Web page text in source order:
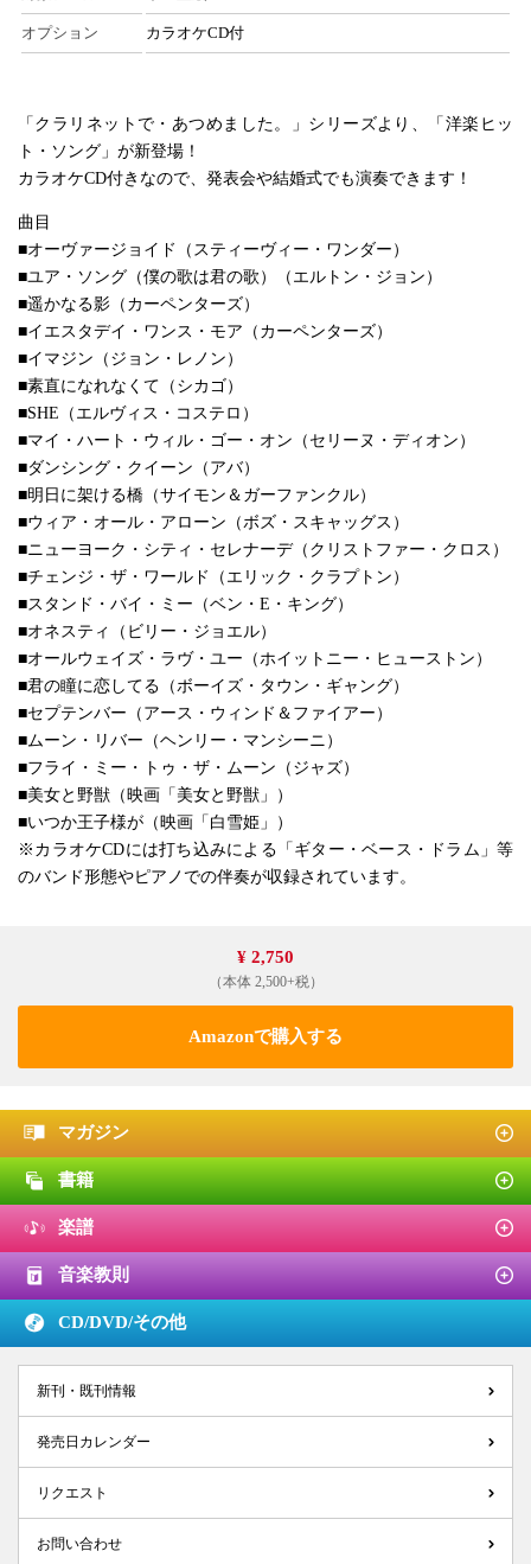
オプション カラオケCD付
「クラリネットで・あつめました。」シリーズより、「洋楽ヒッ
ト・ソング」が新登場！
カラオケCD付きなので、発表会や結婚式でも演奏できます！
曲目
■オーヴァージョイド（スティーヴィー・ワンダー）
■ユア・ソング（僕の歌は君の歌）（エルトン・ジョン）
■遥かなる影（カーペンターズ）
■イエスタデイ・ワンス・モア（カーペンターズ）
■イマジン（ジョン・レノン）
■素直になれなくて（シカゴ）
■SHE（エルヴィス・コステロ）
■マイ・ハート・ウィル・ゴー・オン（セリーヌ・ディオン）
■ダンシング・クイーン（アバ）
■明日に架ける橋（サイモン＆ガーファンクル）
■ウィア・オール・アローン（ボズ・スキャッグス）
■ニューヨーク・シティ・セレナーデ（クリストファー・クロス）
■チェンジ・ザ・ワールド（エリック・クラプトン）
■スタンド・バイ・ミー（ベン・E・キング）
■オネスティ（ビリー・ジョエル）
■オールウェイズ・ラヴ・ユー（ホイットニー・ヒューストン）
■君の瞳に恋してる（ボーイズ・タウン・ギャング）
■セプテンバー（アース・ウィンド＆ファイアー）
■ムーン・リバー（ヘンリー・マンシーニ）
■フライ・ミー・トゥ・ザ・ムーン（ジャズ）
■美女と野獣（映画「美女と野獣」）
■いつか王子様が（映画「白雪姫」）
※カラオケCDには打ち込みによる「ギター・ベース・ドラム」等
のバンド形態やピアノでの伴奏が収録されています。
¥ 2,750
（本体 2,500+税）
Amazonで購入する
マガジン
書籍
楽譜
音楽教則
CD/DVD/その他
新刊・既刊情報
発売日カレンダー
リクエスト
お問い合わせ